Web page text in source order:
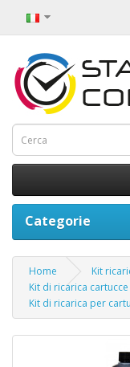
Categorie
Home
Kit
Kit di ricarica
Kit di ricarica per